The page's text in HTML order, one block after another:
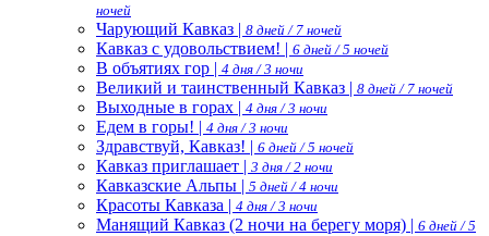
ночей
Чарующий Кавказ | 8 дней / 7 ночей
Кавказ с удовольствием! | 6 дней / 5 ночей
В объятиях гор | 4 дня / 3 ночи
Великий и таинственный Кавказ | 8 дней / 7 ночей
Выходные в горах | 4 дня / 3 ночи
Едем в горы! | 4 дня / 3 ночи
Здравствуй, Кавказ! | 6 дней / 5 ночей
Кавказ приглашает | 3 дня / 2 ночи
Кавказские Альпы | 5 дней / 4 ночи
Красоты Кавказа | 4 дня / 3 ночи
Манящий Кавказ (2 ночи на берегу моря) | 6 дней / 5